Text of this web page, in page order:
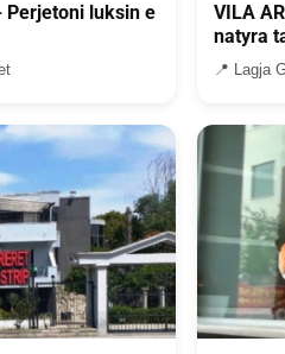
Perjetoni luksin e
VILA
natyra
📍 Lagja